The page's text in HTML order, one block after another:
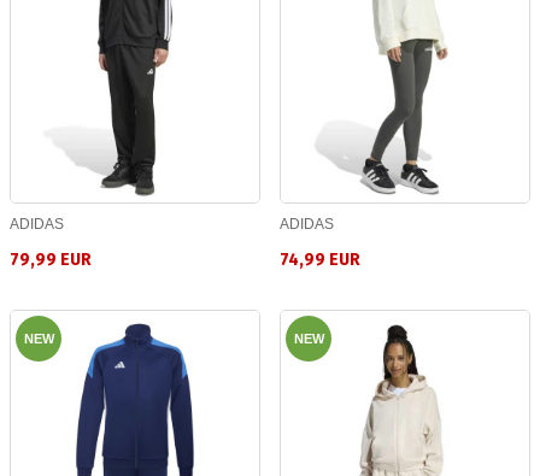
ADIDAS
79,99 EUR
ADIDAS
74,99 EUR
NEW NEW